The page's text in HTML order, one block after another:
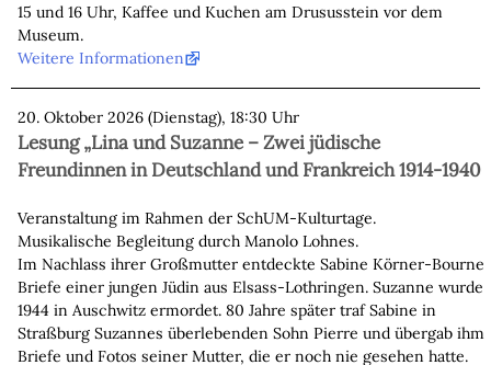
15 und 16 Uhr, Kaffee und Kuchen am Drususstein vor dem
Museum.
Weitere Informationen
20. Oktober 2026 (Dienstag), 18:30 Uhr
Lesung „Lina und Suzanne – Zwei jüdische
Freundinnen in Deutschland und Frankreich 1914-1940
Veranstaltung im Rahmen der SchUM-Kulturtage.
Musikalische Begleitung durch Manolo Lohnes.
Im Nachlass ihrer Großmutter entdeckte Sabine Körner-Bourne
Briefe einer jungen Jüdin aus Elsass-Lothringen. Suzanne wurde
1944 in Auschwitz ermordet. 80 Jahre später traf Sabine in
Straßburg Suzannes überlebenden Sohn Pierre und übergab ihm
Briefe und Fotos seiner Mutter, die er noch nie gesehen hatte.